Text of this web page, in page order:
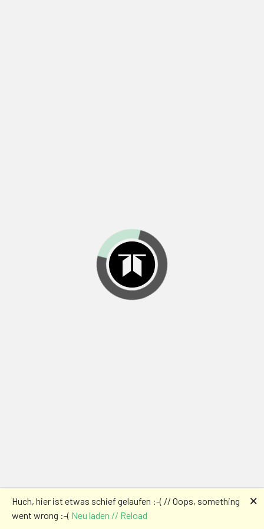
Huch, hier ist etwas schief gelaufen :-( // Oops, something
went wrong :-( Neu laden // Reload
🗙